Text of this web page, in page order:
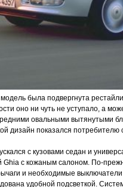
была подвергнута
оно ни чуть не уступало, а
овальными вытянутыми
дизайн показался
с кузовами седан и
Ghia c кожаным салоном. По-
и необходимые
удобной подсветкой.